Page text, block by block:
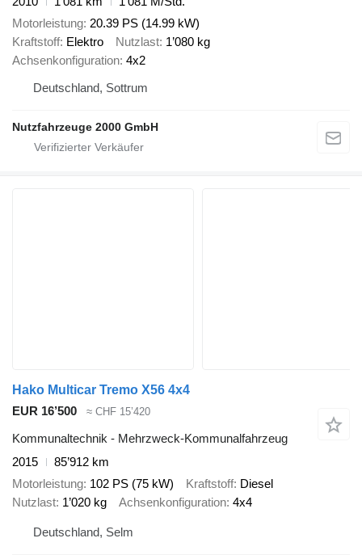
Motorleistung 20.39 PS (14.99 kW)
Kraftstoff Elektro Nutzlast 1’080 kg
Achsenkonfiguration 4x2
Deutschland, Sottrum
Nutzfahrzeuge 2000 GmbH
Hako Multicar Tremo X56 4x4
EUR 16’500
≈ CHF 15’420
Kommunaltechnik - Mehrzweck-Kommunalfahrzeug
2015
85’912 km
Motorleistung 102 PS (75 kW) Kraftstoff Diesel
Nutzlast 1’020 kg Achsenkonfiguration 4x4
Deutschland, Selm